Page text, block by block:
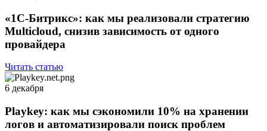
«1С-Битрикс»: как мы реализовали стратегию
Multicloud, снизив зависимость от одного
провайдера
Читать статью
6 декабря
Playkey: как мы сэкономили 10% на хранении
логов и автоматизировали поиск проблем